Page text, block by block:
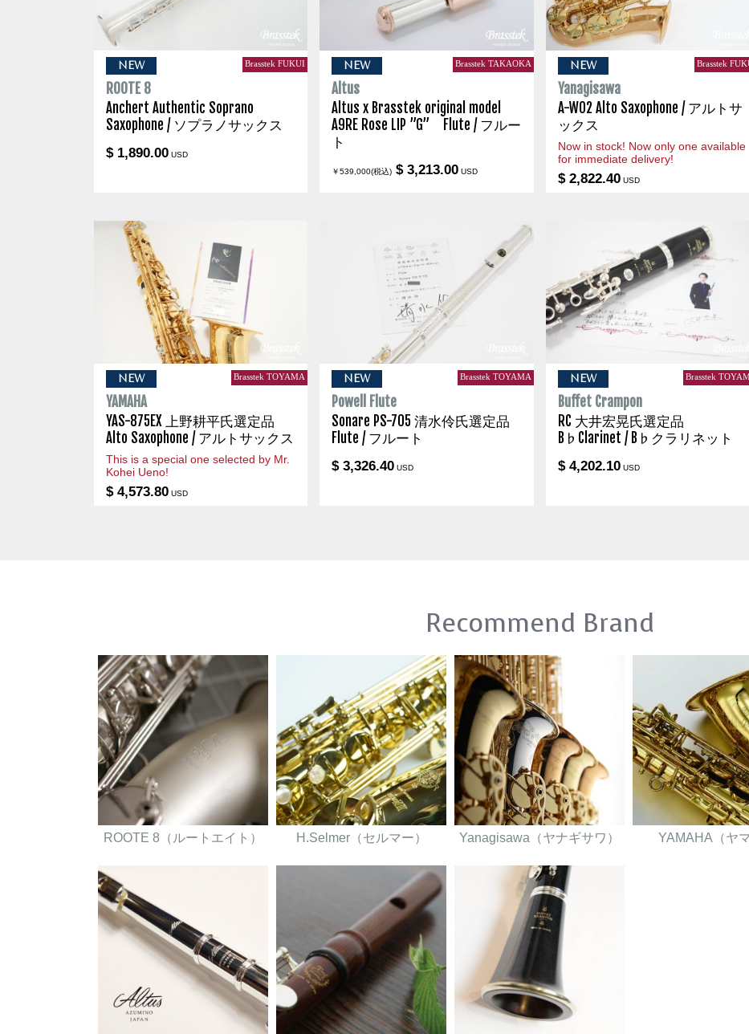
NEW Brasstek FUKUI
ROOTE 8
Anchert Authentic Soprano
Saxophone / ソプラノサックス
$ 1,890.00 USD
NEW Brasstek TAKAOKA
Altus
Altus x Brasstek original model
A9RE Rose LIP ”G” Flute / フルー
ト
￥539,000(税込) $ 3,213.00 USD
NEW Brasstek
Yanagisawa
A-WO2 Alto Saxophone / アルトサ
ックス
Now in stock! Now only one available
for immediate delivery!
$ 2,822.40USD
NEW Brasstek TOYAMA
YAMAHA
YAS-875EX 上野耕平氏選定品
Alto Saxophone / アルトサックス
This is a special one selected by Mr.
Kohei Ueno!
$ 4,573.80 USD
NEW Brasstek TOYAMA
Powell Flute
Sonare PS-705 清水伶氏選定品
Flute / フルート
$ 3,326.40 USD
NEW Brasstek
Buffet Crampon
RC 大井宏晃氏選定品
B♭Clarinet / B♭クラリネット
$ 4,202.10USD
Recommend Brand
ROOTE 8（ルートエイト） H.Selmer（セルマー） Yanagisawa（ヤナギサワ） YAMAHA（ヤマ